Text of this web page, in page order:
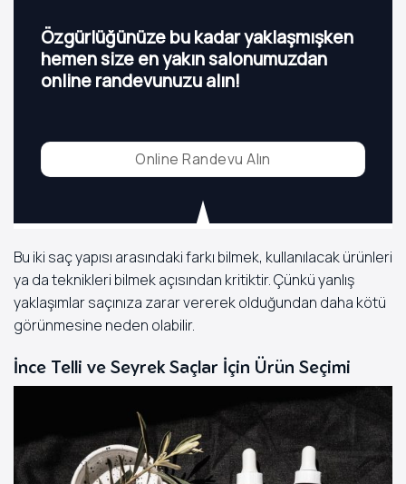
Özgürlüğünüze bu kadar yaklaşmışken
hemen size en yakın salonumuzdan
online randevunuzu alın!
Online Randevu Alın
Bu iki saç yapısı arasındaki farkı bilmek, kullanılacak ürünleri
ya da teknikleri bilmek açısından kritiktir. Çünkü yanlış
yaklaşımlar saçınıza zarar vererek olduğundan daha kötü
görünmesine neden olabilir.
İnce Telli ve Seyrek Saçlar İçin Ürün Seçimi